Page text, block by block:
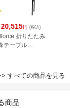
20,515円 (税込)
折りたたみ
テーブル
すべての商品を見る
商品